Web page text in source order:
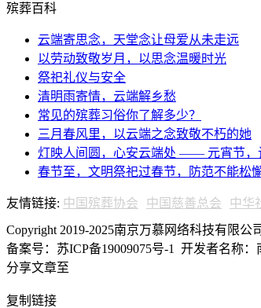
殡葬百科
云端寄思念，天堂念让母爱从未走远
以劳动致敬岁月，以思念温暖时光
祭祀礼仪与安全
清明雨寄情，云端解乡愁
常见的殡葬习俗你了解多少？
三月春风里，以云端之念致敬不朽的她
灯映人间圆，心安云端处 —— 元宵节，
春节至，文明祭祀过春节，防范不能松懈
友情链接: 中国殡葬协会 中国慈善总会 中华
Copyright 2019-2025南京万慕网络科技有限公
备案号：苏ICP备19009075号-1
开发者名称
分享文章至
复制链接